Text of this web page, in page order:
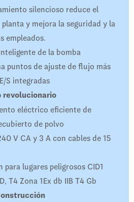
silencioso reduce el
y mejora la seguridad y la
empleados.
de la bomba
puntos de ajuste de flujo más
S integradas
eléctrico eficiente de
de polvo
V CA y 3 A con cables de 15
para lugares peligrosos CID1
T4 Zona 1Ex db IIB T4 Gb